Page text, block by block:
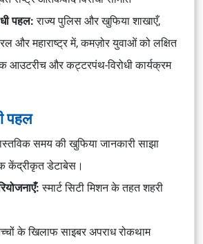
पहल:राज्य पुलिस और खुफिया शाखाएँ,
और महाराष्ट्र में, कमज़ोर युवाओं को लक्षित
आउटरीच और कट्टरपंथ-विरोधी कार्यक्रम
पहल
समय की खुफिया जानकारी साझा
केंद्रीकृत डेटाबेस।
स्मार्ट सिटी मिशन के तहत शहरी
के खिलाफ साइबर अपराध रोकथाम